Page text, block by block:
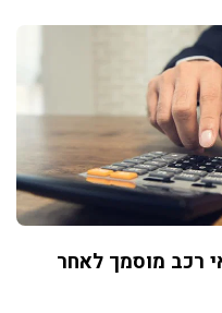
רכב מוסמך לאחר